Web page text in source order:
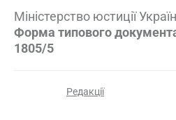
Міністерство юстиції
Форма типового
1805/5
Редакції